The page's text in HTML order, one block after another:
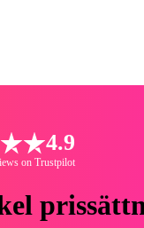
4.9
on Trustpilot